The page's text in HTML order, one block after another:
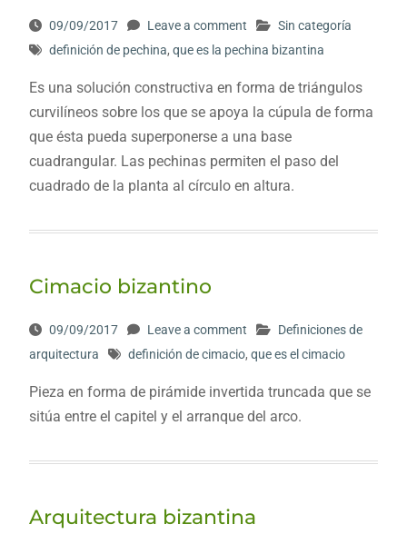
09/09/2017 Leave a comment
Sin categoría
definición de pechina, que es la pechina bizantina
Es una solución constructiva en forma de triángulos
curvilíneos sobre los que se apoya la cúpula de forma
que ésta pueda superponerse a una base
cuadrangular. Las pechinas permiten el paso del
cuadrado de la planta al círculo en altura.
Cimacio bizantino
09/09/2017 Leave a comment
Definiciones de
arquitectura
definición de cimacio, que es el cimacio
Pieza en forma de pirámide invertida truncada que se
sitúa entre el capitel y el arranque del arco.
Arquitectura bizantina